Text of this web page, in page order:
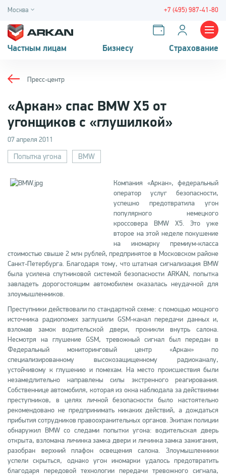
Москва +7 (495) 987-41-80
Частным лицам Бизнесу Страхование
Пресс-центр
«Аркан» спас BMW X5 от
угонщиков с «глушилкой»
07 апреля 2011
Попытка угона BMW
Компания «Аркан», федеральный
оператор услуг безопасности,
успешно предотвратила угон
популярного немецкого
кроссовера BMW X5. Это уже
второе на этой неделе покушение
на иномарку премиум-класса
стоимостью свыше 2 млн рублей, предпринятое в Московском районе
Санкт-Петербурга. Благодаря тому, что штатная сигнализация BMW
была усилена спутниковой системой безопасности ARKAN, попытка
завладеть дорогостоящим автомобилем оказалась неудачной для
злоумышленников.
Преступники действовали по стандартной схеме: с помощью мощного
источника радиопомех заглушили GSM-канал передачи данных и,
взломав замок водительской двери, проникли внутрь салона.
Несмотря на глушение GSM, тревожный сигнал был передан в
Федеральный мониторинговый центр «Аркан» по
специализированному высокозащищенному радиоканалу,
устойчивому к глушению и помехам. На место происшествия были
незамедлительно направлены силы экстренного реагирования.
Собственнице автомобиля, которая из окна наблюдала за действиями
преступников, в целях личной безопасности было настоятельно
рекомендовано не предпринимать никаких действий, а дождаться
прибытия сотрудников правоохранительных органов. Экипаж полиции
обнаружил BMW со следами попытки угона: водительская дверь
открыта, взломана личинка замка двери и личинка замка зажигания,
разобран верхний плафон освещения салона. Злоумышленники
успели скрыться, однако угон иномарки удалось предотвратить
благодаря передовой технологии передачи тревожного сигнала,